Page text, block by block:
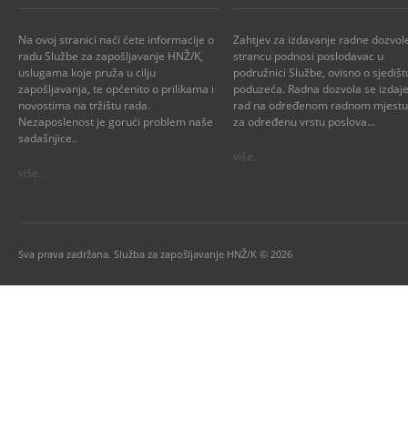
Na ovoj stranici naći ćete informacije o
radu Službe za zapošljavanje HNŽ/K,
uslugama koje pruža u cilju
zapošljavanja, te općenito o prilikama i
novostima na tržištu rada.
Nezaposlenost je gorući problem naše
sadašnjice..
više..
Zahtjev za izdavanje radne
strancu podnosi poslodavac u
podružnici Službe, ovisno o
poduzeća. Radna dozvola se
rad na određenom radnom
za određenu vrstu poslova...
više..
Sva prava zadržana. Služba za zapošljavanje HNŽ/K © 2026